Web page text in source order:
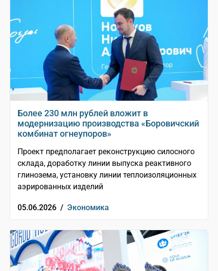
Более 230 млн рублей вложит в
модернизацию производства «Боровичский
комбинат огнеупоров»
Проект предполагает реконструкцию силосного
склада, доработку линии выпуска реактивного
глинозема, установку линии теплоизоляционных
аэрированных изделий
05.06.2026 / Экономика